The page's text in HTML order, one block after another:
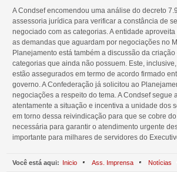
A Condsef encomendou uma análise do decreto
assessoria jurídica para verificar a constância de
negociado com as categorias. A entidade
as demandas que aguardam por negociações no
Planejamento está também a discussão da criação
categorias que ainda não possuem. Este,
estão assegurados em termo de acordo firmado
governo. A Confederação já solicitou ao
negociações a respeito do tema. A Condsef segue
atentamente a situação e incentiva a unidade dos
em torno dessa reivindicação para que se cobre
necessária para garantir o atendimento urgente
importante para milhares de servidores do
Você está aqui: Inicio Ass. Imprensa Notícias